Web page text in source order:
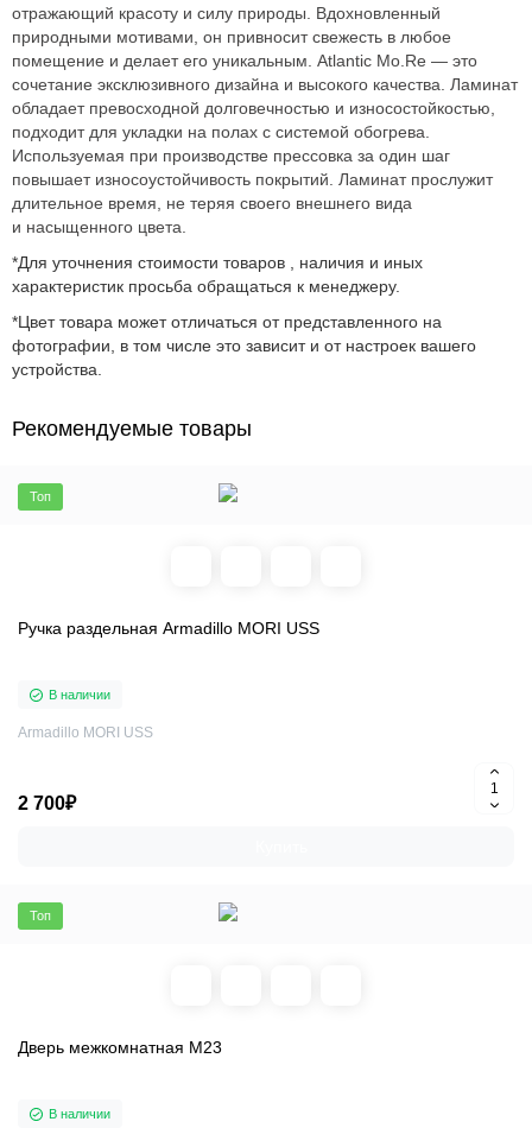
отражающий красоту и силу природы. Вдохновленный
природными мотивами, он привносит свежесть в любое
помещение и делает его уникальным. Atlantic Mo.Re — это
сочетание эксклюзивного дизайна и высокого качества. Ламинат
обладает превосходной долговечностью и износостойкостью,
подходит для укладки на полах с системой обогрева.
Используемая при производстве прессовка за один шаг
повышает износоустойчивость покрытий. Ламинат прослужит
длительное время, не теряя своего внешнего вида
и насыщенного цвета.
*Для уточнения стоимости товаров , наличия и иных
характеристик просьба обращаться к менеджеру.
*Цвет товара может отличаться от представленного на
фотографии, в том числе это зависит и от настроек вашего
устройства.
Рекомендуемые товары
Топ
Ручка раздельная Armadillo MORI USS
В наличии
Armadillo MORI USS
2 700₽
Топ
Дверь межкомнатная M23
В наличии